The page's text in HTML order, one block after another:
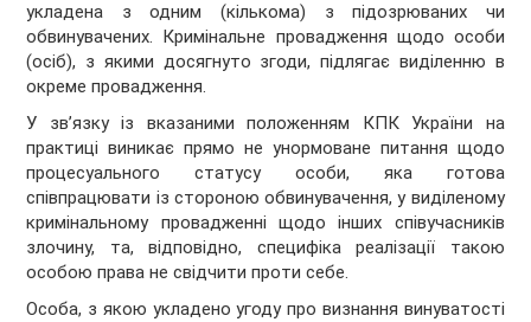
укладена з одним (кількома) з підозрюваних чи
обвинувачених. Кримінальне провадження щодо особи
(осіб), з якими досягнуто згоди, підлягає виділенню в
окреме провадження.
У зв’язку із вказаними положенням КПК України на
практиці виникає прямо не унормоване питання щодо
процесуального статусу особи, яка готова
співпрацювати із стороною обвинувачення, у виділеному
кримінальному провадженні щодо інших співучасників
злочину, та, відповідно, специфіка реалізації такою
особою права не свідчити проти себе.
Особа, з якою укладено угоду про визнання винуватості